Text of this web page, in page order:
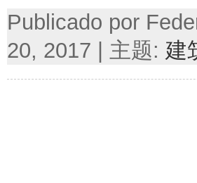
Publicado por
20, 2017 | 主题: 建